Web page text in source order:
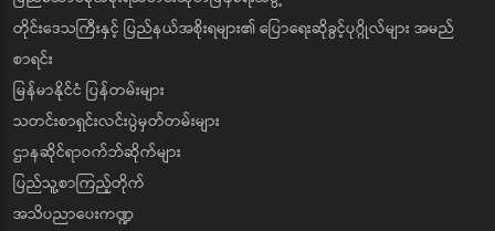
တိုင်းဒေသကြီးနှင့် ပြည်နယ်အစိုးရများ၏ ပြောရေးဆိုခွင့်ပုဂ္ဂိုလ်များ အမည်
စာရင်း
မြန်မာနိုင်ငံ ပြန်တမ်းများ
သတင်းစာရှင်းလင်းပွဲမှတ်တမ်းများ
ဌာနဆိုင်ရာဝက်ဘ်ဆိုက်များ
ပြည်သူ့စာကြည့်တိုက်
အသိပညာပေးကဏ္ဍ